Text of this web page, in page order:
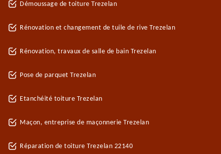
Démoussage de toiture Trezelan
Rénovation et changement de tuile de rive Trezelan
Rénovation, travaux de salle de bain Trezelan
Pose de parquet Trezelan
Etanchéité toiture Trezelan
Maçon, entreprise de maçonnerie Trezelan
Réparation de toiture Trezelan 22140